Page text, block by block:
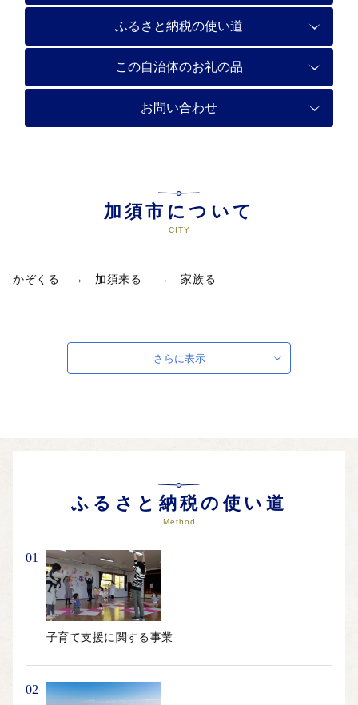
ふるさと納税の使い道
この自治体のお礼の品
お問い合わせ
加須市について
かぞくる → 加須来る → 家族る
が広がる自然豊かなまちです。
暖かな日差しがふりそそぎ、災害の心配も少ない。
そのため、ここに暮らす人々は穏やかで笑顔に包まれていま
仕事や日常のストレスも優しい自然と人々の絆が癒してくれま
っていただきたい魅力がたくさんあります。
ぜひ、加須市へ一度遊びに来てください。
さらに表示
ふるさと納税の使い道
Method
01
子育て支援に関する事業
02